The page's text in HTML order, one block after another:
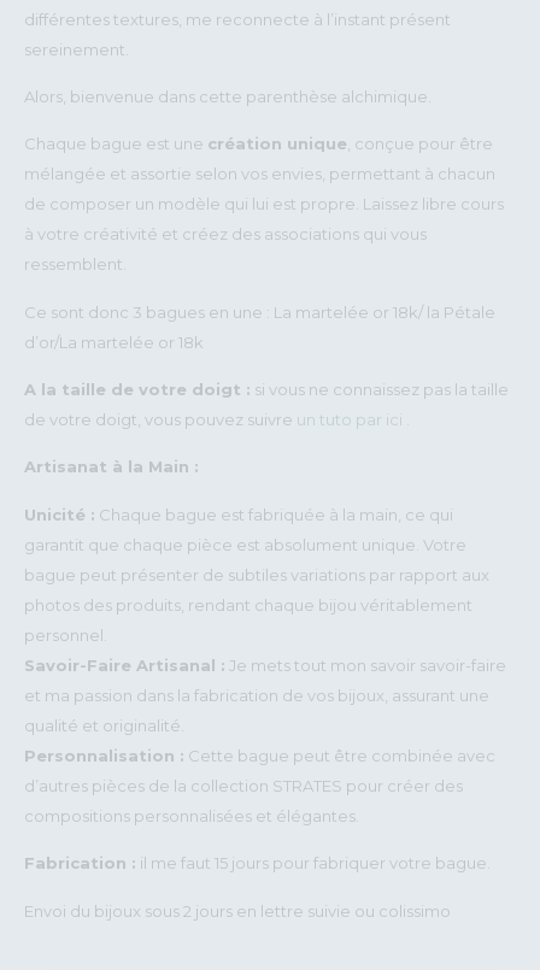
différentes textures, me reconnecte à l’instant présent
sereinement.
Alors, bienvenue dans cette parenthèse alchimique.
Chaque bague est une création unique, conçue pour être
mélangée et assortie selon vos envies, permettant à chacun
de composer un modèle qui lui est propre. Laissez libre cours
à votre créativité et créez des associations qui vous
ressemblent.
Ce sont donc 3 bagues en une : La martelée or 18k/ la Pétale
d’or/La martelée or 18k
A la taille de votre doigt : si vous ne connaissez pas la taille
de votre doigt, vous pouvez suivre un tuto par ici .
Artisanat à la Main :
Unicité : Chaque bague est fabriquée à la main, ce qui
garantit que chaque pièce est absolument unique. Votre
bague peut présenter de subtiles variations par rapport aux
photos des produits, rendant chaque bijou véritablement
personnel.
Savoir-Faire Artisanal : Je mets tout mon savoir savoir-faire
et ma passion dans la fabrication de vos bijoux, assurant une
qualité et originalité.
Personnalisation : Cette bague peut être combinée avec
d’autres pièces de la collection STRATES pour créer des
compositions personnalisées et élégantes.
Fabrication : il me faut 15 jours pour fabriquer votre bague.
Envoi du bijoux sous 2 jours en lettre suivie ou colissimo